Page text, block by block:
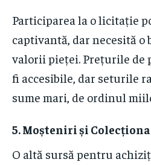
Participarea la o licitație
captivantă, dar necesită o
valorii pieței. Prețurile
fi accesibile, dar seturile
sume mari, de ordinul
5. Moșteniri și
O altă sursă pentru